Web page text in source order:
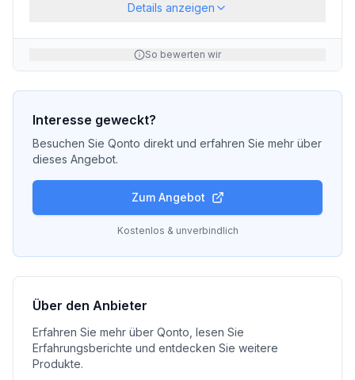
Details anzeigen
So bewerten wir
Interesse geweckt?
Besuchen Sie Qonto direkt und erfahren Sie mehr über
dieses Angebot.
Zum Angebot
Kostenlos & unverbindlich
Über den Anbieter
Erfahren Sie mehr über Qonto , lesen Sie
Erfahrungsberichte und entdecken Sie weitere
Produkte.